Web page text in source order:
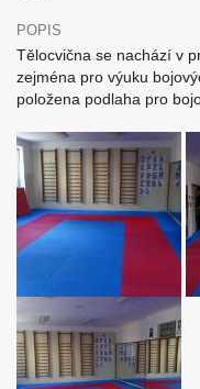
POPIS
Tělocvična se nachází v
zejména pro výuku
položena podlaha pro